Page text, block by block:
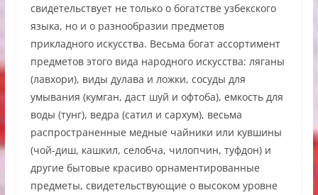
свидетельствует не только о богатстве узбекского
языка, но и о разнообразии предметов
прикладного искусства. Весьма богат ассортимент
предметов этого вида народного искусства: ляганы
(лавхори), виды дулава и ложки, сосуды для
умывания (кумган, даст шуй и офтоба), емкость для
воды (тунг), ведра (сатил и сархум), весьма
распространенные медные чайники или кувшины
(чой-диш, кашкил, селобча, чилопчин, туфдон) и
другие бытовые красиво орнаментированные
предметы, свидетельствующие о высоком уровне